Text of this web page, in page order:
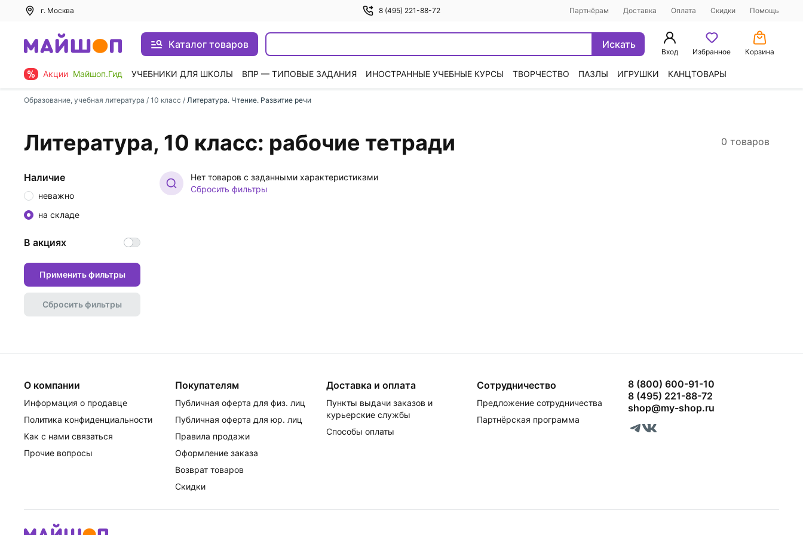
г. Москва 8 (495) 221-88-72 Партнёрам Доставка Оплата Скидки Помощь
Каталог товаров Искать
Вход Избранное Корзина
Акции Майшоп.Гид УЧЕБНИКИ ДЛЯ ШКОЛЫ ВПР — ТИПОВЫЕ ЗАДАНИЯ ИНОСТРАННЫЕ УЧЕБНЫЕ КУРСЫ ТВОРЧЕСТВО ПАЗЛЫ ИГРУШКИ КАНЦТОВАРЫ
Образование, учебная литература / 10 класс / Литература. Чтение. Развитие речи
Литература, 10 класс: рабочие тетради 0 товаров
Нет товаров с заданными характеристиками
Сбросить фильтры
Наличие
неважно
на складе
В акциях
Применить фильтры
Сбросить фильтры
О компании
Информация о продавце
Политика конфиденциальности
Как с нами связаться
Прочие вопросы
Покупателям
Публичная оферта для физ. лиц
Публичная оферта для юр. лиц
Правила продажи
Оформление заказа
Возврат товаров
Скидки
Доставка и оплата
Пункты выдачи заказов и
курьерские службы
Способы оплаты
Сотрудничество
Предложение сотрудничества
Партнёрская программа
8 (800) 600-91-10
8 (495) 221-88-72
shop@my-shop.ru